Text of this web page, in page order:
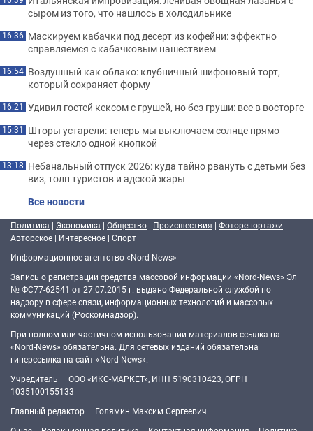
сыром из того, что нашлось в холодильнике
16:36 Маскируем кабачки под десерт из кофейни: эффектно
справляемся с кабачковым нашествием
16:54 Воздушный как облако: клубничный шифоновый торт,
который сохраняет форму
16:21 Удивил гостей кексом с грушей, но без груши: все в восторге
15:31 Шторы устарели: теперь мы выключаем солнце прямо
через стекло одной кнопкой
13:18 Небанальный отпуск 2026: куда тайно рвануть с детьми без
виз, толп туристов и адской жары
Все новости
Политика | Экономика | Общество | Происшествия | Фоторепортажи |
Авторское | Интересное | Спорт
Информационное агентство «Nord-News»
Запись о регистрации средства массовой информации «Nord-News» Эл
№ ФС77-62541 от 27.07.2015 г. выдано Федеральной службой по
надзору в сфере связи, информационных технологий и массовых
коммуникаций (Роскомнадзор).
При полном или частичном использовании материалов ссылка на
«Nord-News» обязательна. Для сетевых изданий обязательна
гиперссылка на сайт «Nord-News».
Учредитель — ООО «ИКС-МАРКЕТ», ИНН 5190310423, ОГРН
1035100155133
Главный редактор — Голямин Максим Сергеевич